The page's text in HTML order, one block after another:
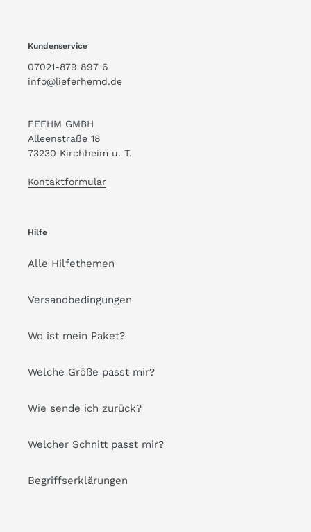
Kundenservice
07021-879 897 6
info@lieferhemd.de
FEEHM GMBH
Alleenstraße 18
73230 Kirchheim u. T.
Kontaktformular
Hilfe
Alle Hilfethemen
Versandbedingungen
Wo ist mein Paket?
Welche Größe passt mir?
Wie sende ich zurück?
Welcher Schnitt passt mir?
Begriffserklärungen